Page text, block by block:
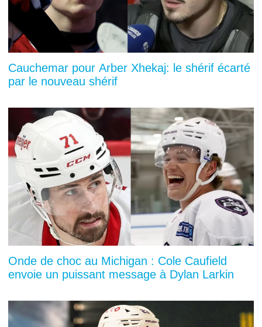
Cauchemar pour Arber Xhekaj: le shérif écarté
par le nouveau shérif
Onde de choc au Michigan : Cole Caufield
envoie un puissant message à Dylan Larkin